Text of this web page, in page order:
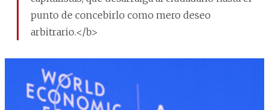
punto de concebirlo como mero deseo
arbitrario.</b>